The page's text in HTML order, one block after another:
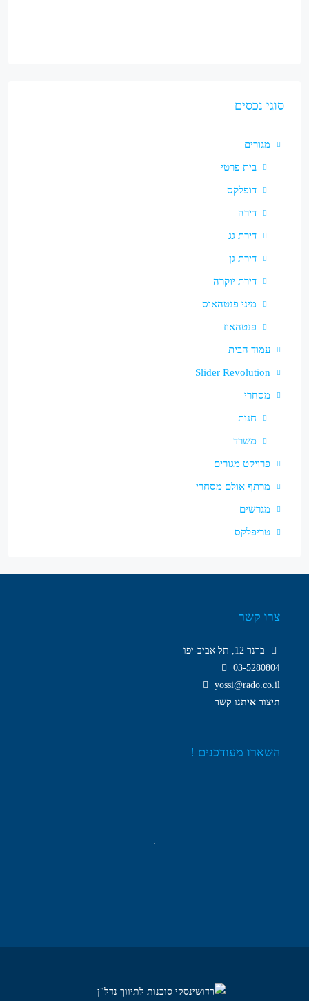
סוגי נכסים
מגורים
בית פרטי
דופלקס
דירה
דירת גג
דירת גן
דירת יוקרה
מיני פנטהאוס
פנטהאוז
עמוד הבית
Slider Revolution
מסחרי
חנות
משרד
פרויקט מגורים
מרתף אולם מסחרי
מגרשים
טריפלקס
צרו קשר
ברנר 12, תל אביב-יפו
03-5280804
yossi@rado.co.il
תיצור איתנו קשר
השארו מעודכנים !